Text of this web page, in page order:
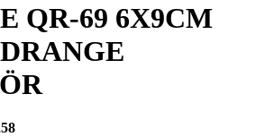
QR-69 6X9CM